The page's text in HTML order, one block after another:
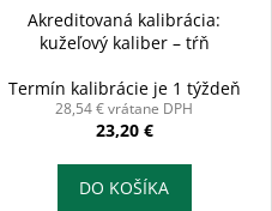
Akreditovaná kalibrácia:
kužeľový kaliber – tŕň
Termín kalibrácie je 1 týždeň
28,54 € vrátane DPH
23,20 €
DO KOŠÍKA